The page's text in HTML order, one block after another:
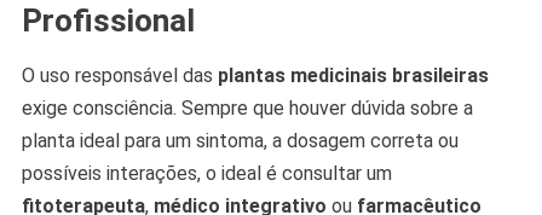
Profissional
O uso responsável das plantas medicinais brasileiras
exige consciência. Sempre que houver dúvida sobre a
planta ideal para um sintoma, a dosagem correta ou
possíveis interações, o ideal é consultar um
fitoterapeuta, médico integrativo ou farmacêutico